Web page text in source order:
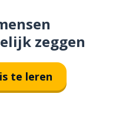
zeggen
te leren